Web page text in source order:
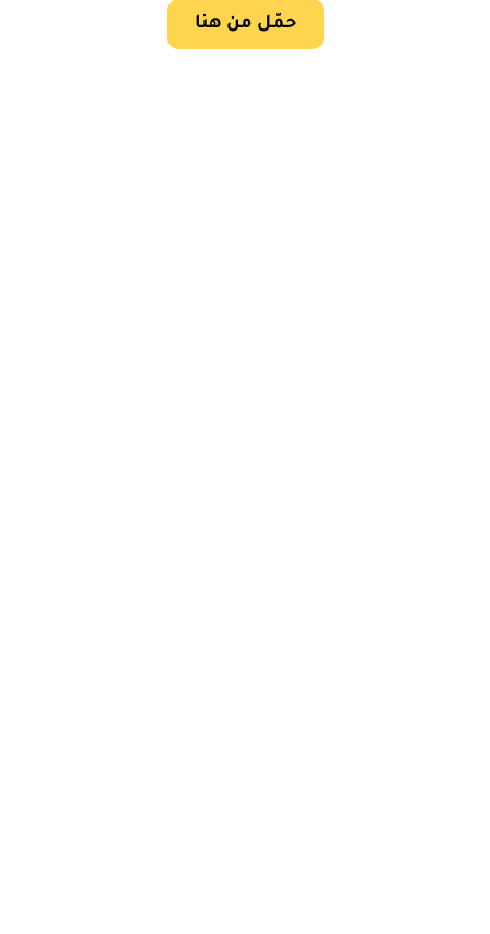
حمّل من هنا